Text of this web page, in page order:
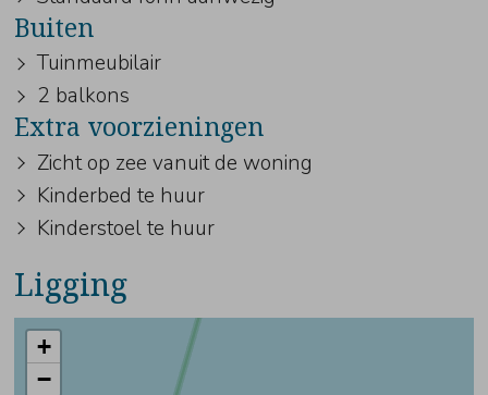
Buiten
Tuinmeubilair
2 balkons
Extra voorzieningen
Zicht op zee vanuit de woning
Kinderbed te huur
Kinderstoel te huur
Ligging
+
−